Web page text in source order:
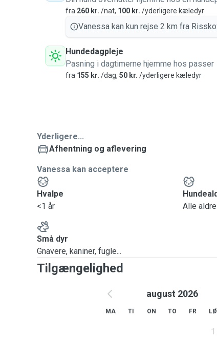
fra 260 kr. /nat, 100 kr. /yderligere kæledyr
Vanessa kan kun rejse 2 km fra
Hundedagpleje
Pasning i dagtimerne hjemme hos passer
fra 155 kr. /dag, 50 kr. /yderligere kæledyr
Yderligere...
Afhentning og aflevering
Vanessa kan acceptere
Hvalpe
<1 år
Alle aldre
Små dyr
Gnavere, kaniner, fugle...
Tilgængelighed
august 2026
MA TI ON TO FR LØ
1